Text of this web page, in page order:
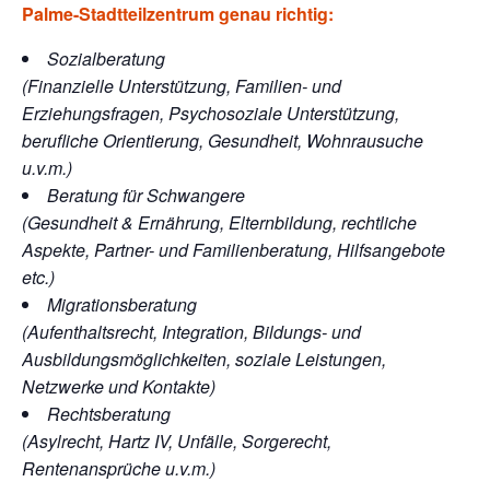
Palme-Stadtteilzentrum genau richtig:
Sozialberatung
(Finanzielle Unterstützung, Familien- und
Erziehungsfragen, Psychosoziale Unterstützung,
berufliche Orientierung, Gesundheit, Wohnrausuche
u.v.m.)
Beratung für Schwangere
(Gesundheit & Ernährung, Elternbildung, rechtliche
Aspekte, Partner- und Familienberatung, Hilfsangebote
etc.)
Migrationsberatung
(Aufenthaltsrecht, Integration, Bildungs- und
Ausbildungsmöglichkeiten, soziale Leistungen,
Netzwerke und Kontakte)
Rechtsberatung
(Asylrecht, Hartz IV, Unfälle, Sorgerecht,
Rentenansprüche u.v.m.)